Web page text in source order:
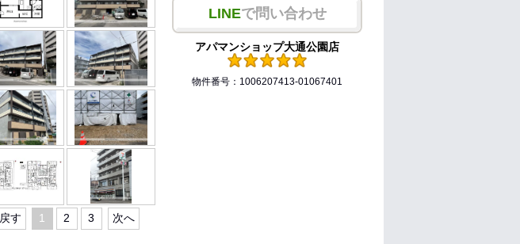
戻す 1 2 3 次へ
LINEで問い合わせ
アパマンショップ大通公園店
物件番号：1006207413-01067401